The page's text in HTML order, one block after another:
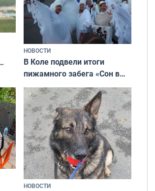
НОВОСТИ
В Коле подвели итоги
пижамного забега «Сон в
Олимпийскую ночь»
НОВОСТИ